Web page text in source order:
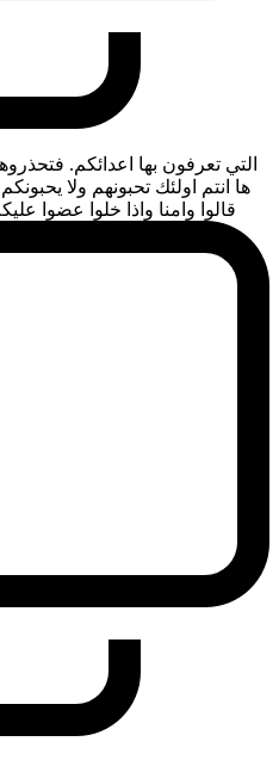
التي تعرفون بها اعدائكم.
ها انتم اولئك تحبونهم ولا
قالوا وامنا واذا خلوا عضوا